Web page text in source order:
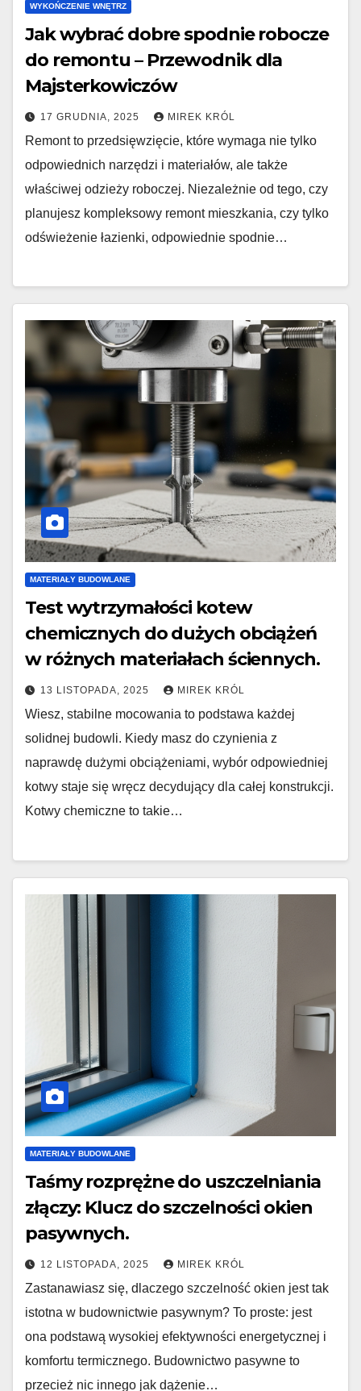
WYKOŃCZENIE WNĘTRZ
Jak wybrać dobre spodnie robocze
do remontu – Przewodnik dla
Majsterkowiczów
17 GRUDNIA, 2025 MIREK KRÓL
Remont to przedsięwzięcie, które wymaga nie tylko
odpowiednich narzędzi i materiałów, ale także
właściwej odzieży roboczej. Niezależnie od tego, czy
planujesz kompleksowy remont mieszkania, czy tylko
odświeżenie łazienki, odpowiednie spodnie…
MATERIAŁY BUDOWLANE
Test wytrzymałości kotew
chemicznych do dużych obciążeń
w różnych materiałach ściennych.
13 LISTOPADA, 2025 MIREK KRÓL
Wiesz, stabilne mocowania to podstawa każdej
solidnej budowli. Kiedy masz do czynienia z
naprawdę dużymi obciążeniami, wybór odpowiedniej
kotwy staje się wręcz decydujący dla całej konstrukcji.
Kotwy chemiczne to takie…
MATERIAŁY BUDOWLANE
Taśmy rozprężne do uszczelniania
złączy: Klucz do szczelności okien
pasywnych.
12 LISTOPADA, 2025 MIREK KRÓL
Zastanawiasz się, dlaczego szczelność okien jest tak
istotna w budownictwie pasywnym? To proste: jest
ona podstawą wysokiej efektywności energetycznej i
komfortu termicznego. Budownictwo pasywne to
przecież nic innego jak dążenie…